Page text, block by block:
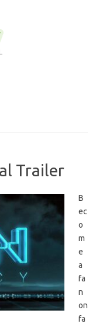
Trailer
B
ec
o
m
e
a
fa
n
on
fa